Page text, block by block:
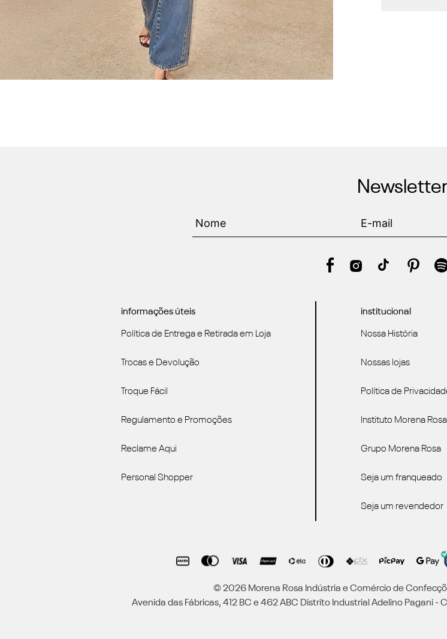
informações úteis
Política de Entrega e Retirada em Loja
Trocas e Devolução
Troque Fácil
Regulamento e Promoções
Reclame Aqui
Personal Shopper
institucional
Nossa História
Nossas lojas
Política de
Instituto Morena Rosa
Grupo Morena Rosa
Seja um franqueado
Seja um revendedor
© 2026 Morena Rosa Indústria e Comércio de
Avenida das Fábricas, 412 BC e 462 ABC Distrito Industrial Adelino Pagani